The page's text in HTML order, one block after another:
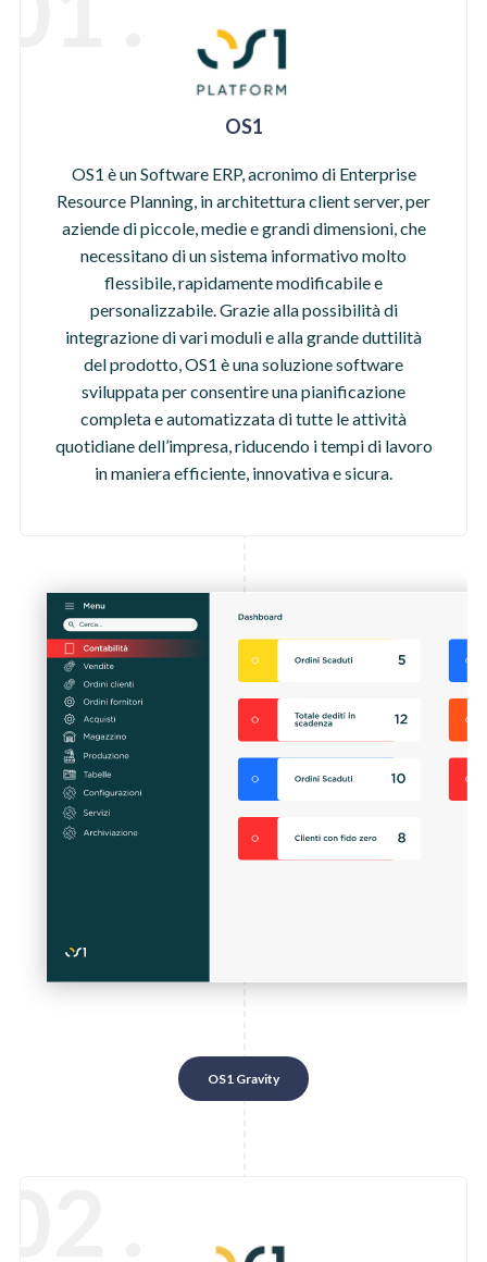
OS1
OS1 è un Software ERP, acronimo di Enterprise
Resource Planning, in architettura client server, per
aziende di piccole, medie e grandi dimensioni, che
necessitano di un sistema informativo molto
flessibile, rapidamente modificabile e
personalizzabile. Grazie alla possibilità di
integrazione di vari moduli e alla grande duttilità
del prodotto, OS1 è una soluzione software
sviluppata per consentire una pianificazione
completa e automatizzata di tutte le attività
quotidiane dell’impresa, riducendo i tempi di lavoro
in maniera efficiente, innovativa e sicura.
OS1 Gravity